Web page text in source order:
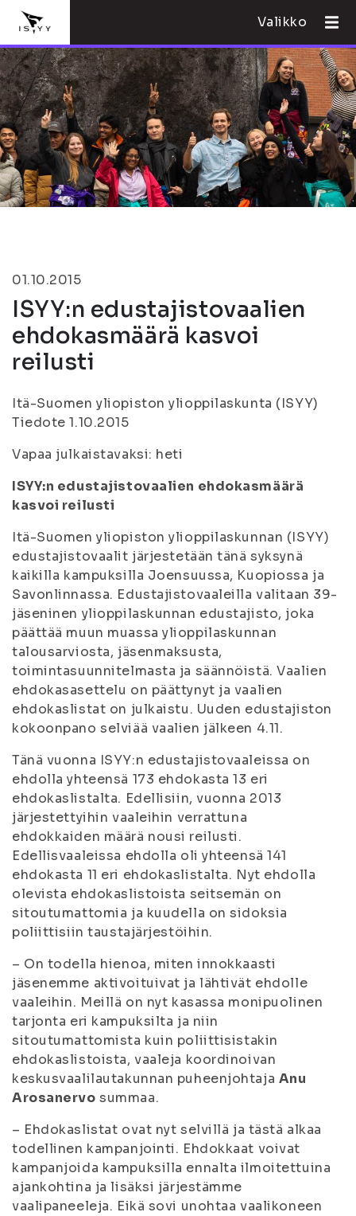
Valikko
01.10.2015
ISYY:n edustajistovaalien
ehdokasmäärä kasvoi
reilusti
Itä-Suomen yliopiston ylioppilaskunta (ISYY)
Tiedote 1.10.2015
Vapaa julkaistavaksi: heti
ISYY:n edustajistovaalien ehdokasmäärä
kasvoi reilusti
Itä-Suomen yliopiston ylioppilaskunnan (ISYY)
edustajistovaalit järjestetään tänä syksynä
kaikilla kampuksilla Joensuussa, Kuopiossa ja
Savonlinnassa. Edustajistovaaleilla valitaan 39-
jäseninen ylioppilaskunnan edustajisto, joka
päättää muun muassa ylioppilaskunnan
talousarviosta, jäsenmaksusta,
toimintasuunnitelmasta ja säännöistä. Vaalien
ehdokasasettelu on päättynyt ja vaalien
ehdokaslistat on julkaistu. Uuden edustajiston
kokoonpano selviää vaalien jälkeen 4.11.
Tänä vuonna ISYY:n edustajistovaaleissa on
ehdolla yhteensä 173 ehdokasta 13 eri
ehdokaslistalta. Edellisiin, vuonna 2013
järjestettyihin vaaleihin verrattuna
ehdokkaiden määrä nousi reilusti.
Edellisvaaleissa ehdolla oli yhteensä 141
ehdokasta 11 eri ehdokaslistalta. Nyt ehdolla
olevista ehdokaslistoista seitsemän on
sitoutumattomia ja kuudella on sidoksia
poliittisiin taustajärjestöihin.
– On todella hienoa, miten innokkaasti
jäsenemme aktivoituivat ja lähtivät ehdolle
vaaleihin. Meillä on nyt kasassa monipuolinen
tarjonta eri kampuksilta ja niin
sitoutumattomista kuin poliittisistakin
ehdokaslistoista, vaaleja koordinoivan
keskusvaalilautakunnan puheenjohtaja Anu
Arosanervo summaa.
– Ehdokaslistat ovat nyt selvillä ja tästä alkaa
todellinen kampanjointi. Ehdokkaat voivat
kampanjoida kampuksilla ennalta ilmoitettuina
ajankohtina ja lisäksi järjestämme
vaalipaneeleja. Eikä sovi unohtaa vaalikoneen